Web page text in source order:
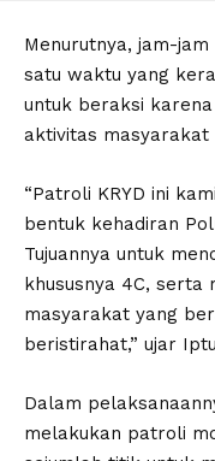
Menurutnya, jam-
satu waktu yang
untuk beraksi
aktivitas masyarakat
“Patroli KRYD ini
bentuk kehadiran
Tujuannya untuk
khususnya 4C, serta
masyarakat yang
beristirahat,” ujar
Dalam
melakukan patroli